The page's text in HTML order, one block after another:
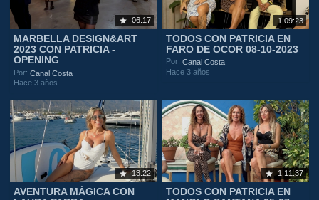
06:17
MARBELLA DESIGN&ART
2023 CON PATRICIA -
OPENING
Por:Canal Costa
Hace 3 años
1:09:23
TODOS CON PATRICIA EN
FARO DE OCOR 08-10-2023
Por:Canal Costa
Hace 3 años
13:22
AVENTURA MÁGICA CON
1:11:37
TODOS CON PATRICIA EN